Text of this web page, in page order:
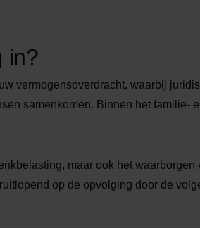
in?
vermogensoverdracht, waarbij
samenkomen. Binnen het familie-
maar ook het waarborgen
op de opvolging door de